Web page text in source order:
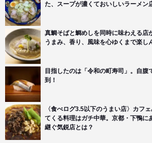
た、スープが濃くておいしいラーメン
真鯛そばと鯛めしを同時に味わえる店
うまみ、香り、風味を心ゆくまで楽し
目指したのは「令和の町寿司」。自腹
到！
〈食べログ3.5以下のうまい店〉カフ
てくる料理はガチ中華。京都・下鴨に
継ぐ気鋭店とは？